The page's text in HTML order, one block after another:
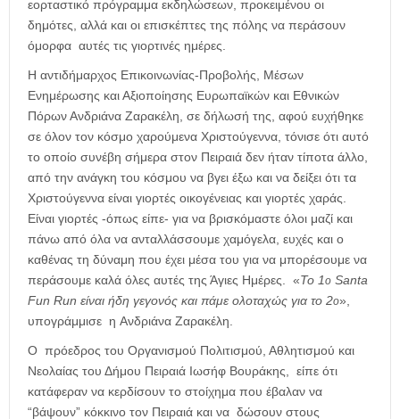
εορταστικό πρόγραμμα εκδηλώσεων, προκειμένου οι
δημότες, αλλά και οι επισκέπτες της πόλης να περάσουν
όμορφα αυτές τις γιορτινές ημέρες.
Η αντιδήμαρχος Επικοινωνίας-Προβολής, Μέσων
Ενημέρωσης και Αξιοποίησης Ευρωπαϊκών και Εθνικών
Πόρων Ανδριάνα Ζαρακέλη, σε δήλωσή της, αφού ευχήθηκε
σε όλον τον κόσμο χαρούμενα Χριστούγεννα, τόνισε ότι αυτό
το οποίο συνέβη σήμερα στον Πειραιά δεν ήταν τίποτα άλλο,
από την ανάγκη του κόσμου να βγει έξω και να δείξει ότι τα
Χριστούγεννα είναι γιορτές οικογένειας και γιορτές χαράς.
Είναι γιορτές -όπως είπε- για να βρισκόμαστε όλοι μαζί και
πάνω από όλα να ανταλλάσσουμε χαμόγελα, ευχές και ο
καθένας τη δύναμη που έχει μέσα του για να μπορέσουμε να
περάσουμε καλά όλες αυτές της Άγιες Ημέρες.
«Το 1ο Santa
Fun Run είναι ήδη γεγονός και πάμε ολοταχώς για το 2ο»,
υπογράμμισε η Ανδριάνα Ζαρακέλη.
Ο πρόεδρος του Οργανισμού Πολιτισμού, Αθλητισμού και
Νεολαίας του Δήμου Πειραιά Ιωσήφ Βουράκης, είπε ότι
κατάφεραν να κερδίσουν το στοίχημα που έβαλαν να
“βάψουν” κόκκινο τον Πειραιά και να δώσουν στους